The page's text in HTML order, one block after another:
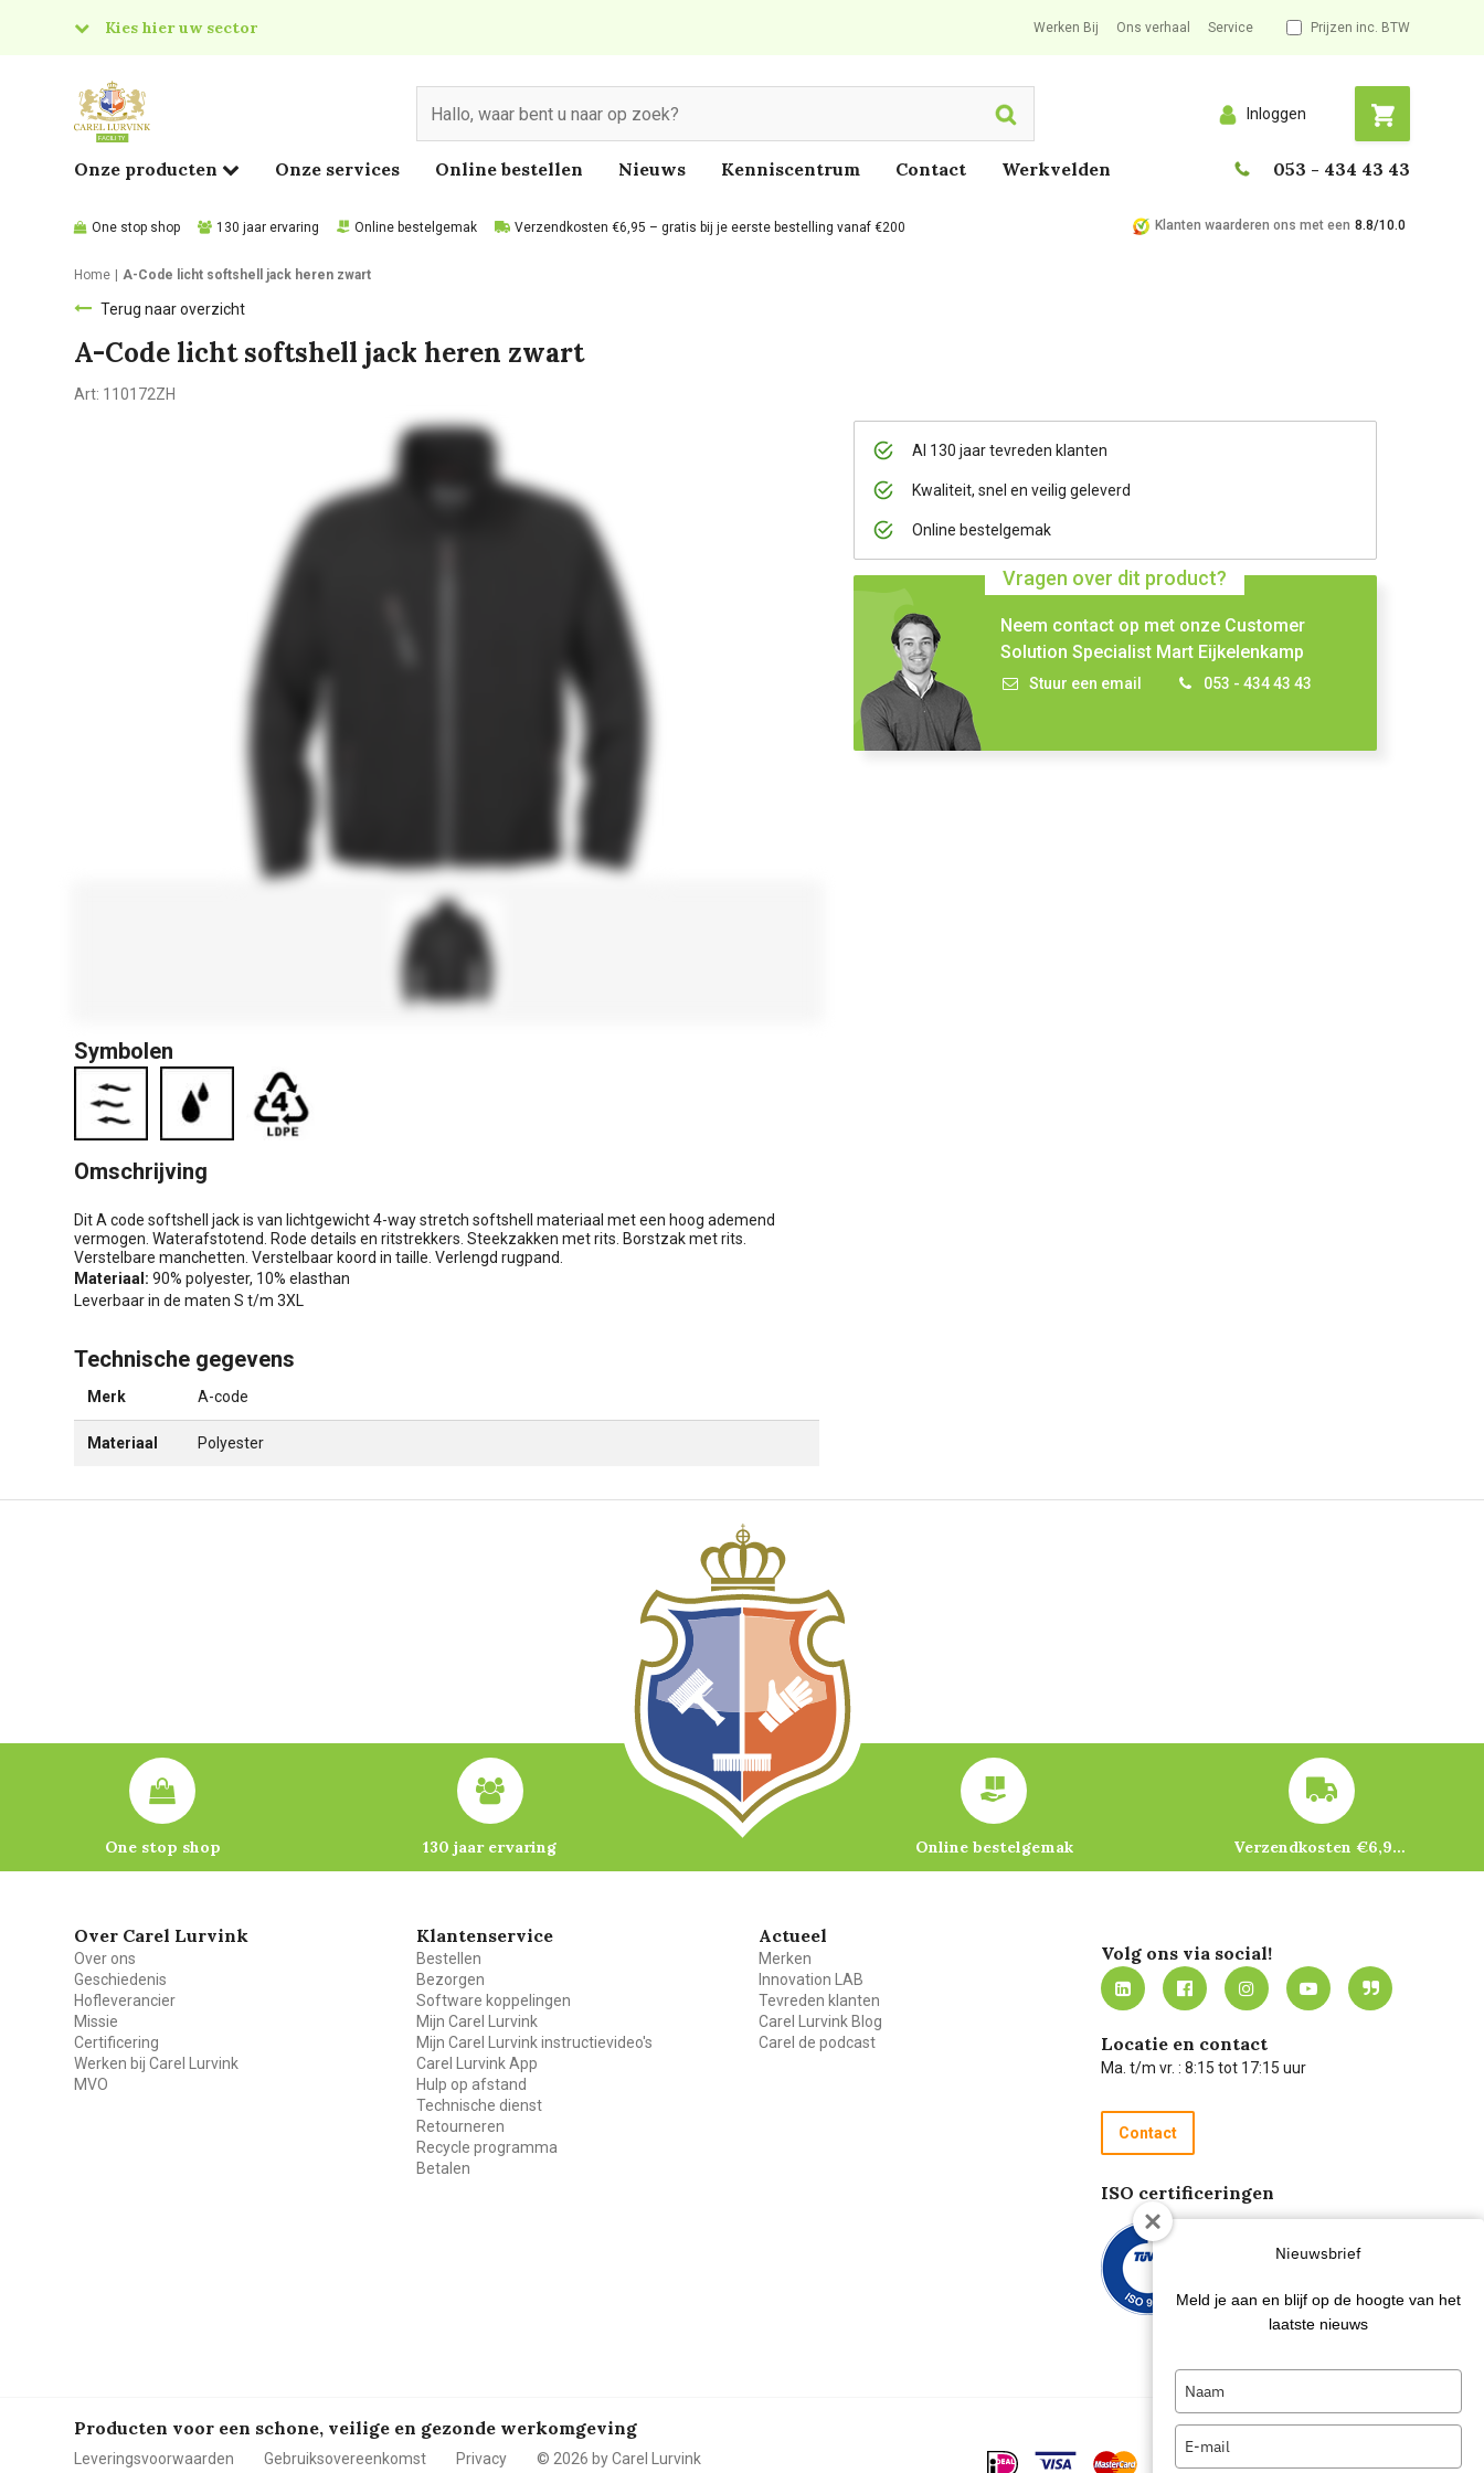
Kies hier uw sector
Food
Werken Bij Ons verhaal Service Prijzen inc. BTW
Search Inloggen
Onze producten Onze services Online bestellen Nieuws Kenniscentrum Contact Werkvelden 053 - 434 43 43
One stop shop 130 jaar ervaring Online bestelgemak Verzendkosten €6,95 – gratis bij je eerste bestelling vanaf €200 Klanten waarderen ons met een 8.8/10.0
Home A-Code licht softshell jack heren zwart
Terug naar overzicht
A-Code licht softshell jack heren zwart
Art: 110172ZH
Al 130 jaar tevreden klanten
Kwaliteit, snel en veilig geleverd
Online bestelgemak
Vragen over dit product?
Neem contact op met onze Customer
Solution Specialist Mart Eijkelenkamp
Stuur een email 053 - 434 43 43
Symbolen
Omschrijving
Dit A code softshell jack is van lichtgewicht 4-way stretch softshell materiaal met een hoog ademend
vermogen. Waterafstotend. Rode details en ritstrekkers. Steekzakken met rits. Borstzak met rits.
Verstelbare manchetten. Verstelbaar koord in taille. Verlengd rugpand.
Materiaal: 90% polyester, 10% elasthan
Leverbaar in de maten S t/m 3XL
Technische gegevens
Merk A-code
Materiaal Polyester
One stop shop 130 jaar ervaring Online bestelgemak Verzendkosten €6,95 – gratis bij je eerste bestelling vanaf €200
Over Carel Lurvink
Over ons
Geschiedenis
Hofleverancier
Missie
Certificering
Werken bij Carel Lurvink
MVO
Klantenservice
Bestellen
Bezorgen
Software koppelingen
Mijn Carel Lurvink
Mijn Carel Lurvink instructievideo's
Carel Lurvink App
Hulp op afstand
Technische dienst
Retourneren
Recycle programma
Betalen
Actueel
Merken
Innovation LAB
Tevreden klanten
Carel Lurvink Blog
Carel de podcast
Volg ons via social!
Locatie en contact
Ma. t/m vr. : 8:15 tot 17:15 uur
Contact
ISO certificeringen
Producten voor een schone, veilige en gezonde werkomgeving
Leveringsvoorwaarden Gebruiksovereenkomst Privacy © 2026 by Carel Lurvink
Nieuwsbrief
Meld je aan en blijf op de hoogte van het
laatste nieuws
name